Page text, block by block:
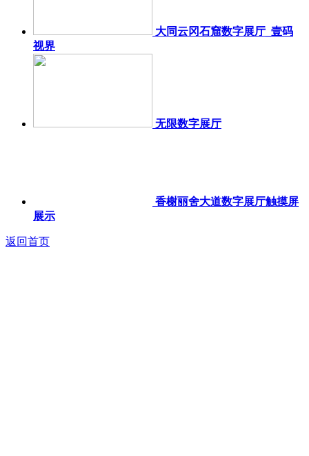
大同云冈石窟数字展厅_壹码
视界
无限数字展厅
香榭丽舍大道数字展厅触摸屏
展示
返回首页